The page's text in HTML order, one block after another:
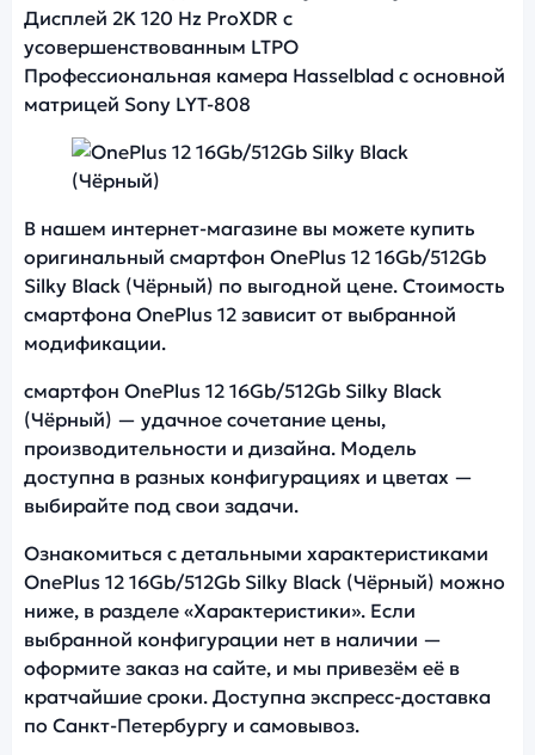
Дисплей 2K 120 Hz ProXDR с
усовершенствованным LTPO
Профессиональная камера Hasselblad с основной
матрицей Sony LYT-808
В нашем интернет-магазине вы можете купить
оригинальный смартфон OnePlus 12 16Gb/512Gb
Silky Black (Чёрный) по выгодной цене. Стоимость
смартфона OnePlus 12 зависит от выбранной
модификации.
смартфон OnePlus 12 16Gb/512Gb Silky Black
(Чёрный) — удачное сочетание цены,
производительности и дизайна. Модель
доступна в разных конфигурациях и цветах —
выбирайте под свои задачи.
Ознакомиться с детальными характеристиками
OnePlus 12 16Gb/512Gb Silky Black (Чёрный) можно
ниже, в разделе «Характеристики». Если
выбранной конфигурации нет в наличии —
оформите заказ на сайте, и мы привезём её в
кратчайшие сроки. Доступна экспресс-доставка
по Санкт-Петербургу и самовывоз.